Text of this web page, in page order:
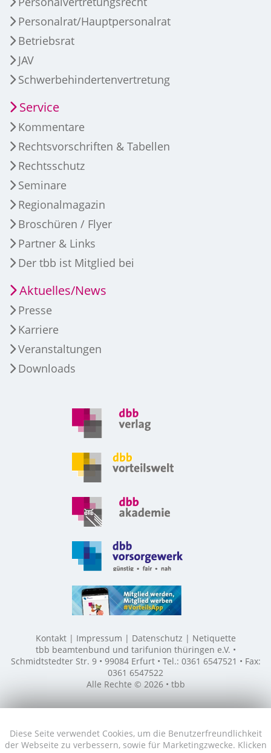
Diese Seite verwendet Cookies, um die Benutzerfreundlichkeit
der Webseite zu verbessern, sowie für Marketingzwecke. Klicken
Personalrat/Hauptpersonalrat
Betriebsrat
JAV
Schwerbehindertenvertretung
Service
Kommentare
Rechtsvorschriften & Tabellen
Rechtsschutz
Seminare
Regionalmagazin
Broschüren / Flyer
Partner & Links
Der tbb ist Mitglied bei
Aktuelles/News
Presse
Karriere
Veranstaltungen
Downloads
Kontakt Impressum Datenschutz
Netiquette
tbb beamtenbund und tarifunion thüringen e.V. •
Schmidtstedter Str. 9 • 99084 Erfurt • Tel.: 0361 6547521 • Fax:
0361 6547522
Alle Rechte © 2026 • tbb